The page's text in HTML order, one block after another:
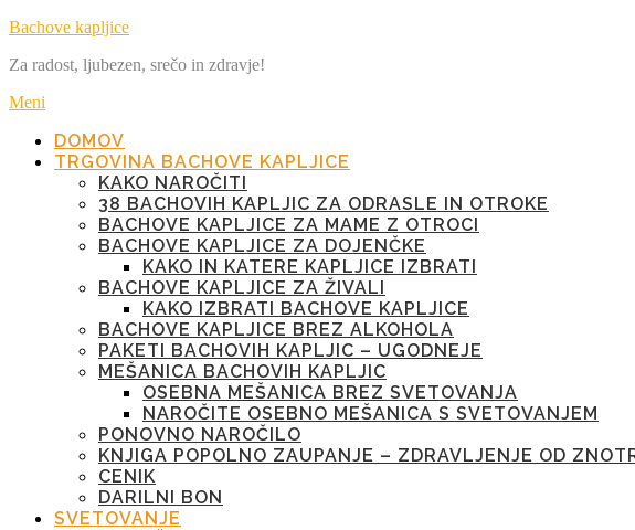
Preskoči
vsebino
Bachove kapljice
Za radost, ljubezen, srečo in zdravje!
Meni
DOMOV
TRGOVINA BACHOVE KAPLJICE
KAKO NAROČITI
38 BACHOVIH KAPLJIC ZA ODRASLE IN OTROKE
BACHOVE KAPLJICE ZA MAME Z OTROCI
BACHOVE KAPLJICE ZA DOJENČKE
KAKO IN KATERE KAPLJICE IZBRATI
BACHOVE KAPLJICE ZA ŽIVALI
KAKO IZBRATI BACHOVE KAPLJICE
BACHOVE KAPLJICE BREZ ALKOHOLA
PAKETI BACHOVIH KAPLJIC – UGODNEJE
MEŠANICA BACHOVIH KAPLJIC
OSEBNA MEŠANICA BREZ SVETOVANJA
NAROČITE OSEBNO MEŠANICA S SVETOVANJEM
PONOVNO NAROČILO
KNJIGA POPOLNO ZAUPANJE – ZDRAVLJENJE OD
CENIK
DARILNI BON
SVETOVANJE